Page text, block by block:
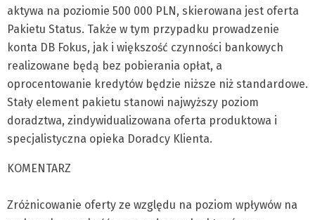
aktywa na poziomie 500 000 PLN, skierowana jest oferta
Pakietu Status. Także w tym przypadku prowadzenie
konta DB Fokus, jak i większość czynności bankowych
realizowane będą bez pobierania opłat, a
oprocentowanie kredytów będzie niższe niż standardowe.
Stały element pakietu stanowi najwyższy poziom
doradztwa, zindywidualizowana oferta produktowa i
specjalistyczna opieka Doradcy Klienta.
KOMENTARZ
Zróżnicowanie oferty ze względu na poziom wpływów na